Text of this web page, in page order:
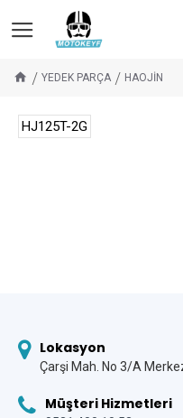
YEDEK PARÇA HAOJİN
HJ125T-2G
Lokasyon
Çarşi Mah. No 3/A
Müşteri Hizmetleri